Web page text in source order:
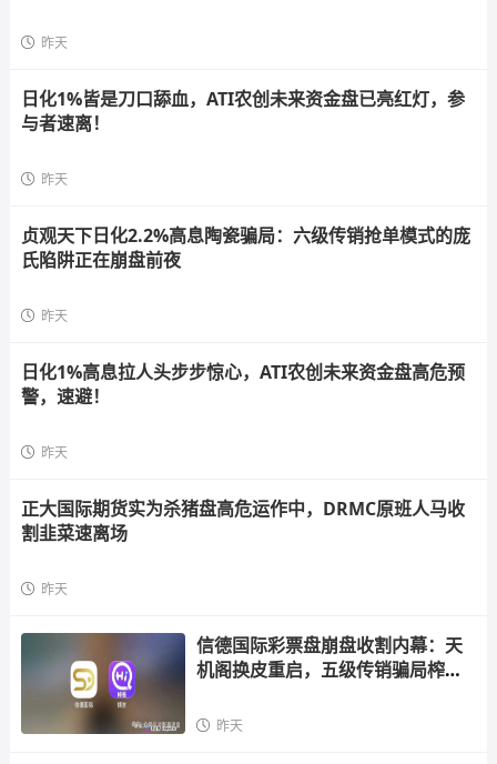
昨天
日化1%皆是刀口舔血，ATI农创未来资金盘已亮红灯，参
与者速离！
昨天
贞观天下日化2.2%高息陶瓷骗局：六级传销抢单模式的庞
氏陷阱正在崩盘前夜
昨天
日化1%高息拉人头步步惊心，ATI农创未来资金盘高危预
警，速避！
昨天
正大国际期货实为杀猪盘高危运作中，DRMC原班人马收
割韭菜速离场
昨天
信德国际彩票盘崩盘收割内幕：天
机阁换皮重启，五级传销骗局榨干
昨天